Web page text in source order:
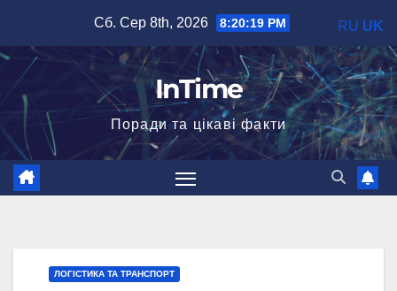
вмісту
Сб. Сер 8th, 2026 8:20:20 PM
InTime
Поради та цікаві факти
ЛОГІСТИКА ТА ТРАНСПОРТ
RU UK